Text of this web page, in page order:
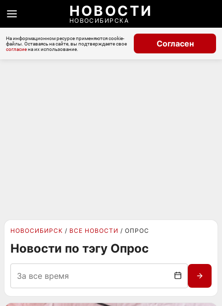
НОВОСТИ
НОВОСИБИРСКА
На информационном ресурсе применяются cookie-
файлы. Оставаясь на сайте, вы подтверждаете свое
согласиена их использование.
Согласен
НОВОСИБИРСК ВСЕ НОВОСТИ ОПРОС
Новости по тэгу Опрос